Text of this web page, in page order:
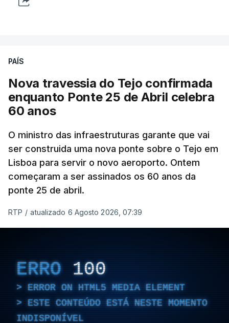
PAÍS
Nova travessia do Tejo confirmada
enquanto Ponte 25 de Abril celebra
60 anos
O ministro das infraestruturas garante que vai
ser construida uma nova ponte sobre o Tejo em
Lisboa para servir o novo aeroporto. Ontem
começaram a ser assinados os 60 anos da
ponte 25 de abril.
RTP / atualizado 6 Agosto 2026, 07:39
ERRO 100
ERROR ON HTML5 MEDIA ELEMENT
ESTE CONTEÚDO ESTÁ NESTE MOMENTO
INDISPONÍVEL